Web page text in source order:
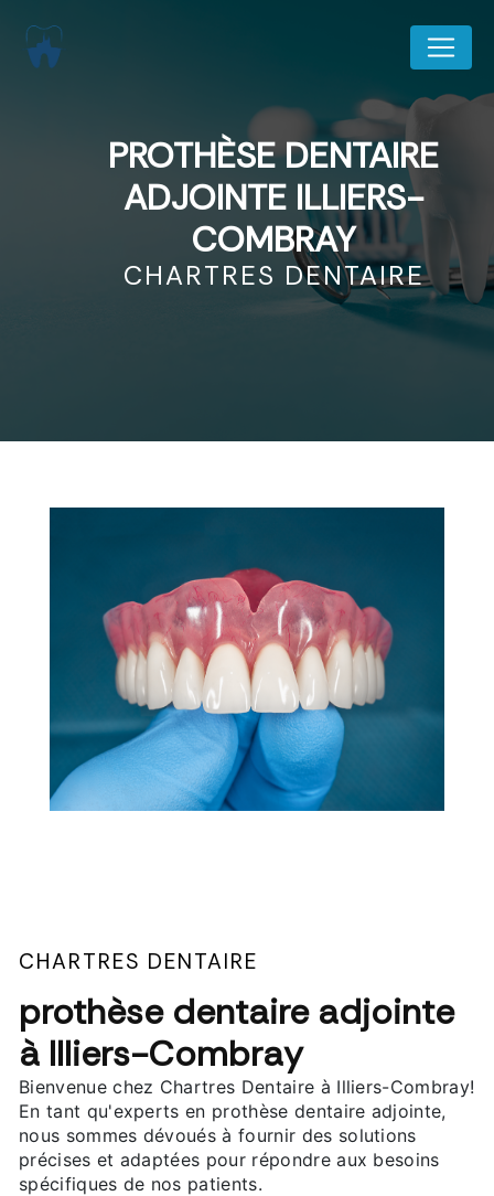
PROTHÈSE DENTAIRE
ADJOINTE ILLIERS-
COMBRAY
CHARTRES DENTAIRE
CHARTRES DENTAIRE
prothèse dentaire adjointe
à Illiers-Combray
Bienvenue chez Chartres Dentaire à Illiers-Combray!
En tant qu'experts en prothèse dentaire adjointe,
nous sommes dévoués à fournir des solutions
précises et adaptées pour répondre aux besoins
spécifiques de nos patients.